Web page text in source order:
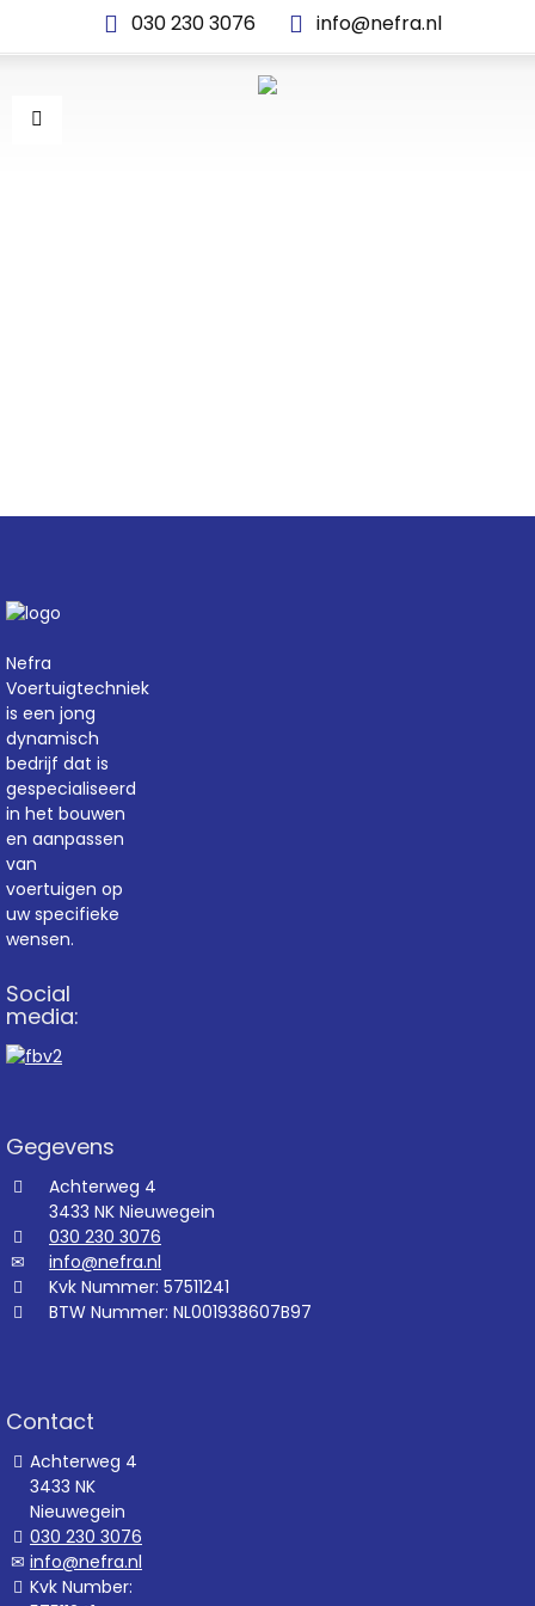
030 230 3076 info@nefra.nl
Nefra
Voertuigtechniek
is een jong
dynamisch
bedrijf dat is
gespecialiseerd
in het bouwen
en aanpassen
van
voertuigen op
uw specifieke
wensen.
Social
media:
Gegevens
Achterweg 4
3433 NK Nieuwegein
030 230 3076
info@nefra.nl
Kvk Nummer: 57511241
BTW Nummer: NL001938607B97
Contact
Achterweg 4
3433 NK
Nieuwegein
030 230 3076
info@nefra.nl
Kvk Number: